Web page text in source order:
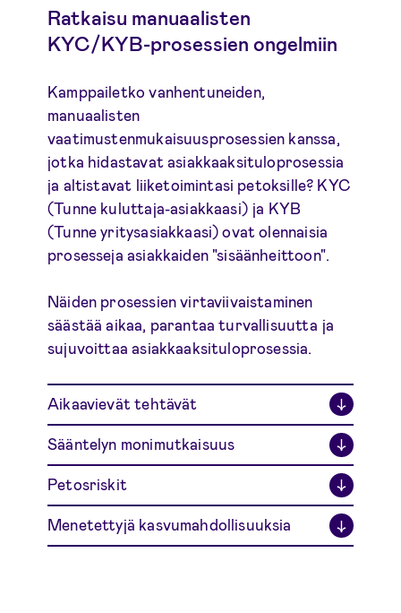
Ratkaisu manuaalisten
KYC/KYB-prosessien ongelmiin
Kamppailetko vanhentuneiden,
manuaalisten
vaatimustenmukaisuusprosessien kanssa,
jotka hidastavat asiakkaaksituloprosessia
ja altistavat liiketoimintasi petoksille? KYC
(Tunne kuluttaja-asiakkaasi) ja KYB
(Tunne yritysasiakkaasi) ovat olennaisia
prosesseja asiakkaiden "sisäänheittoon".
Näiden prosessien virtaviivaistaminen
säästää aikaa, parantaa turvallisuutta ja
sujuvoittaa asiakkaaksituloprosessia.
Aikaavievät tehtävät ↓
Sääntelyn monimutkaisuus ↓
Petosriskit ↓
Menetettyjä kasvumahdollisuuksia ↓